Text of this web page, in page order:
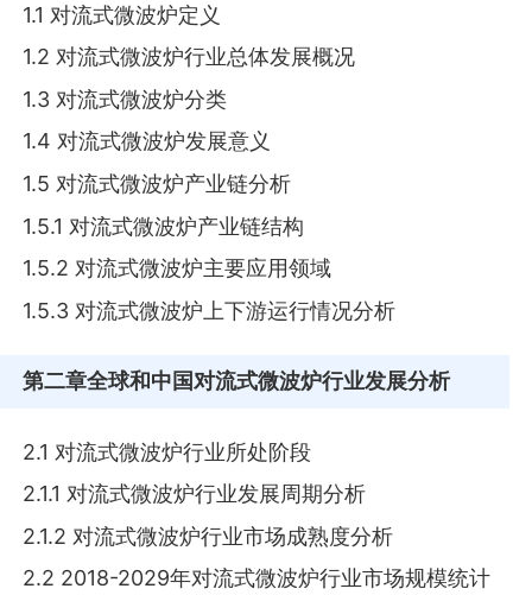
1.1 对流式微波炉定义
1.2 对流式微波炉行业总体发展概况
1.3 对流式微波炉分类
1.4 对流式微波炉发展意义
1.5 对流式微波炉产业链分析
1.5.1 对流式微波炉产业链结构
1.5.2 对流式微波炉主要应用领域
1.5.3 对流式微波炉上下游运行情况分析
第二章全球和中国对流式微波炉行业发展分析
2.1 对流式微波炉行业所处阶段
2.1.1 对流式微波炉行业发展周期分析
2.1.2 对流式微波炉行业市场成熟度分析
2.2 2018-2029年对流式微波炉行业市场规模统计